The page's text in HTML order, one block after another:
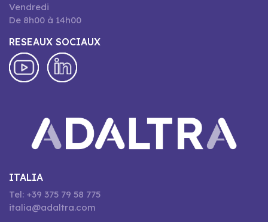
Vendredi
De 8h00 à 14h00
RESEAUX SOCIAUX
ITALIA
Tel: +39 375 79 58 775
italia@adaltra.com